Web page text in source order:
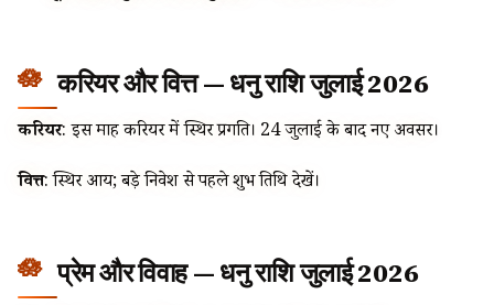
करियर और वित्त — धनु राशि जुलाई 2026
करियर: इस माह करियर में स्थिर प्रगति। 24 जुलाई के बाद नए अवसर।
वित्त: स्थिर आय; बड़े निवेश से पहले शुभ तिथि देखें।
प्रेम और विवाह — धनु राशि जुलाई 2026